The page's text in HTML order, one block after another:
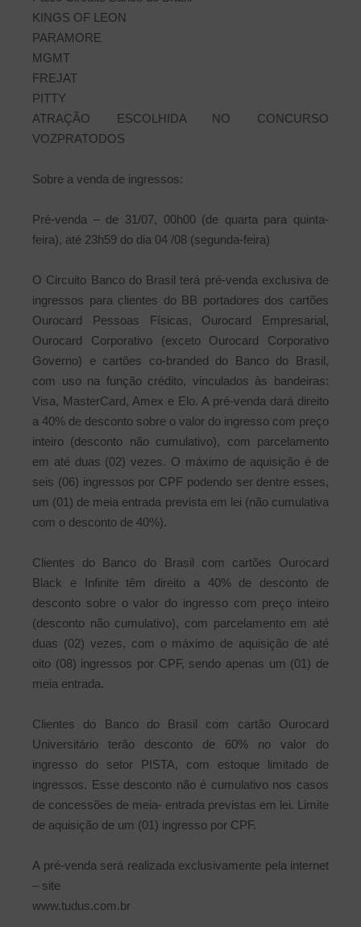
KINGS OF LEON
PARAMORE
MGMT
FREJAT
PITTY
ATRAÇÃO ESCOLHIDA NO CONCURSO
VOZPRATODOS
Sobre a venda de ingressos:
Pré-venda – de 31/07, 00h00 (de quarta para quinta-
feira), até 23h59 do dia 04 /08 (segunda-feira)
O Circuito Banco do Brasil terá pré-venda exclusiva de
ingressos para clientes do BB portadores dos cartões
Ourocard Pessoas Físicas, Ourocard Empresarial,
Ourocard Corporativo (exceto Ourocard Corporativo
Governo) e cartões co-branded do Banco do Brasil,
com uso na função crédito, vinculados às bandeiras:
Visa, MasterCard, Amex e Elo. A pré-venda dará direito
a 40% de desconto sobre o valor do ingresso com preço
inteiro (desconto não cumulativo), com parcelamento
em até duas (02) vezes. O máximo de aquisição é de
seis (06) ingressos por CPF podendo ser dentre esses,
um (01) de meia entrada prevista em lei (não cumulativa
com o desconto de 40%).
Clientes do Banco do Brasil com cartões Ourocard
Black e Infinite têm direito a 40% de desconto de
desconto sobre o valor do ingresso com preço inteiro
(desconto não cumulativo), com parcelamento em até
duas (02) vezes, com o máximo de aquisição de até
oito (08) ingressos por CPF, sendo apenas um (01) de
meia entrada.
Clientes do Banco do Brasil com cartão Ourocard
Universitário terão desconto de 60% no valor do
ingresso do setor PISTA, com estoque limitado de
ingressos. Esse desconto não é cumulativo nos casos
de concessões de meia- entrada previstas em lei. Limite
de aquisição de um (01) ingresso por CPF.
A pré-venda será realizada exclusivamente pela internet
– site
www.tudus.com.br